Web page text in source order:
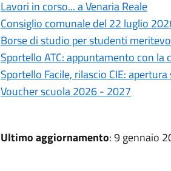
Lavori in corso... a Venaria Reale
Consiglio comunale del 22 luglio
Borse di studio per studenti
Sportello ATC: appuntamento con
Sportello Facile, rilascio CIE:
Voucher scuola 2026 - 2027
Ultimo aggiornamento: 9 gennaio